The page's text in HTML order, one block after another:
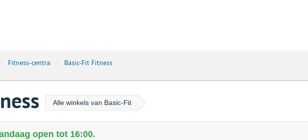
› Fitness-centra › Basic-Fit Fitness
Alle winkels van Basic-Fit
open tot 16:00.